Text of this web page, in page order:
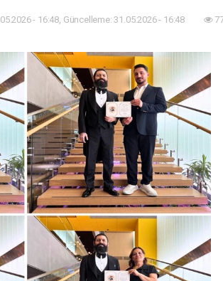
- 16:48, Güncelleme: 31.05.2026 - 16:48